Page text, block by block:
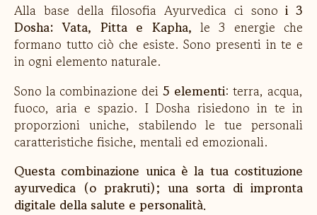
Alla base della filosofia Ayurvedica ci sonoi 3
Dosha: Vata, Pitta e Kapha, le 3 energie che
formano tutto ciò che esiste. Sono presenti in te e
in ogni elemento naturale.
Sono la combinazione dei 5 elementi: terra, acqua,
fuoco, aria e spazio. I Dosha risiedono in te in
proporzioni uniche, stabilendo le tue personali
caratteristiche fisiche, mentali ed emozionali.
Questa combinazione unica è la tua costituzione
ayurvedica (o prakruti); una sorta di impronta
digitale della salute e personalità.